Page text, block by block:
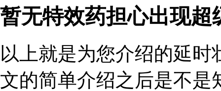
暂无特效药担心出现超
以上就是为您介绍的延
文的简单介绍之后是不是